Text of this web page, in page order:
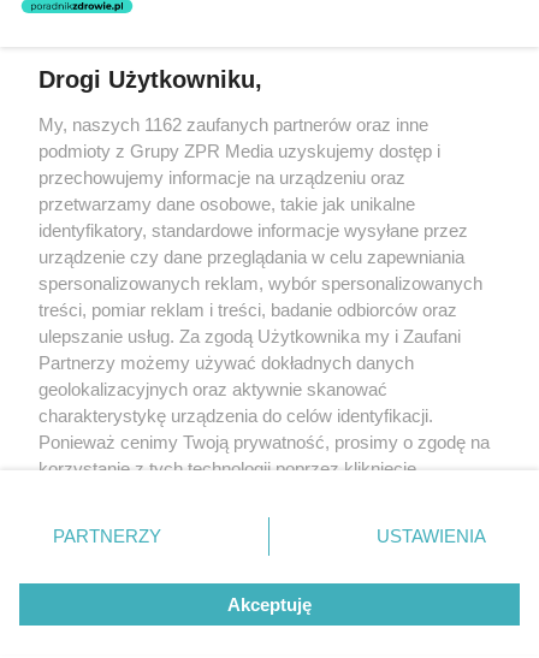
rozpowszechniany lub dalej rozpowszechniany w jakikolwiek sposób
(w tym także elektroniczny lub mechaniczny) na jakimkolwiek polu
eksploatacji w jakiejkolwiek formie, włącznie z umieszczaniem w
Internecie bez pisemnej zgody właściciela praw. Jakiekolwiek użycie
lub wykorzystanie utworów w całości lub w części z naruszeniem
prawa, tzn. bez właściwej zgody, jest zabronione pod groźbą kary i
może być ścigane prawnie.
O nas
Informacje prawne
Nasze serwisy
Drogi Użytkowniku,
My, naszych 1162 zaufanych partnerów oraz inne
podmioty z Grupy ZPR Media uzyskujemy dostęp i
przechowujemy informacje na urządzeniu oraz
przetwarzamy dane osobowe, takie jak unikalne
identyfikatory, standardowe informacje wysyłane przez
urządzenie czy dane przeglądania w celu zapewniania
spersonalizowanych reklam, wybór spersonalizowanych
treści, pomiar reklam i treści, badanie odbiorców oraz
ulepszanie usług. Za zgodą Użytkownika my i Zaufani
Partnerzy możemy używać dokładnych danych
geolokalizacyjnych oraz aktywnie skanować
charakterystykę urządzenia do celów identyfikacji.
Ponieważ cenimy Twoją prywatność, prosimy o zgodę na
korzystanie z tych technologii poprzez kliknięcie
zmienić/wycofać klikając przycisk ustawień prywatności
znajdujący się w lewym dolnym rogu strony
rodzaje przetwarzania danych nie wymagają zgody
użytkownika, ale masz prawo sprzeciwić się takiemu
przetwarzaniu. Preferencje będą miały zastosowanie tylko
PARTNERZY USTAWIENIA
Akceptuję